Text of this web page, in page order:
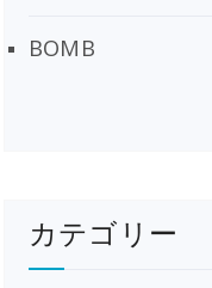
BOMB
カテゴリー